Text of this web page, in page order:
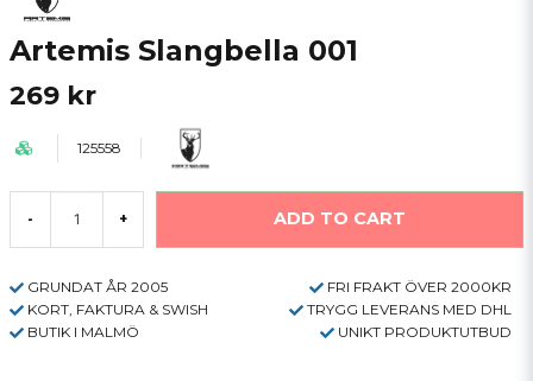
Artemis Slangbella 001
269 kr
125558
- + ADD TO CART
GRUNDAT ÅR 2005
FRI FRAKT ÖVER 2000KR
KORT, FAKTURA & SWISH
TRYGG LEVERANS MED DHL
BUTIK I MALMÖ
UNIKT PRODUKTUTBUD